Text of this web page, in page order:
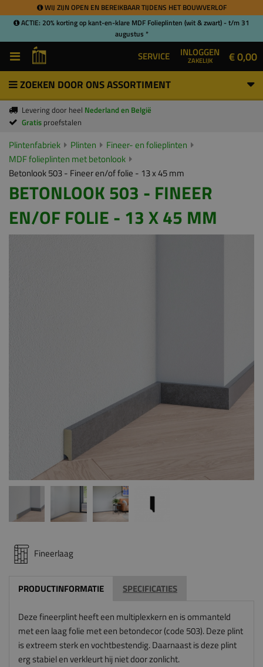
WIJ ZIJN OPEN EN BEREIKBAAR TIJDENS HET BOUWVERLOF
ACTIE: 20% korting op kant-en-klare MDF Folieplinten (wit & zwart) - t/m 31
augustus *
SERVICE INLOGGEN
ZAKELIJK € 0,00
ZOEKEN DOOR ONS ASSORTIMENT
Levering door heel Nederland en België
Gratis proefstalen
Plintenfabriek Plinten
Fineer- en folieplinten
MDF folieplinten met betonlook
Betonlook 503 - Fineer en/of folie - 13 x 45 mm
BETONLOOK 503 - FINEER
EN/OF FOLIE - 13 X 45 MM
Fineerlaag
PRODUCTINFORMATIE SPECIFICATIES
Deze fineerplint heeft een multiplexkern en is ommanteld
met een laag folie met een betondecor (code 503). Deze plint
is extreem sterk en vochtbestendig. Daarnaast is deze plint
erg stabiel en verkleurt hij niet door zonlicht.